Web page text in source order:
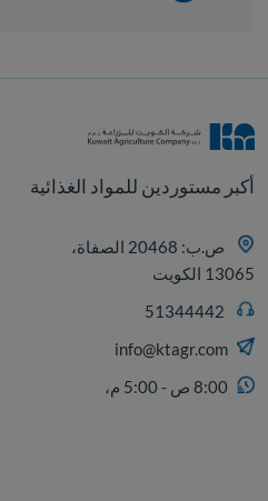
أكبر مستوردين للمواد الغذائية
ص.ب: 20468 الصفاة،
13065 الكويت
info@ktagr.com
8:00 ص - 5:00 م،